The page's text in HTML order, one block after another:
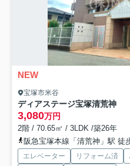
NEW
宝塚市米谷
ディアステージ宝塚清荒神
3,080万円
2階 / 70.65㎡ / 3LDK /築26年
阪急宝塚本線「清荒神」駅 徒
エレベーター リフォーム済